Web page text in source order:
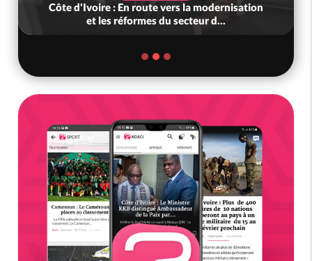
Mali : Le JNIM revendique l'attaque d'une
caserne à San, au moins 10 milita...